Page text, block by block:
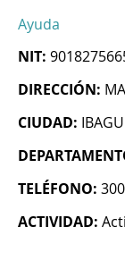
Ayuda
NIT:
DIRECCIÓN:
CIUDAD:
TELÉFONO:
ACTIVIDAD: